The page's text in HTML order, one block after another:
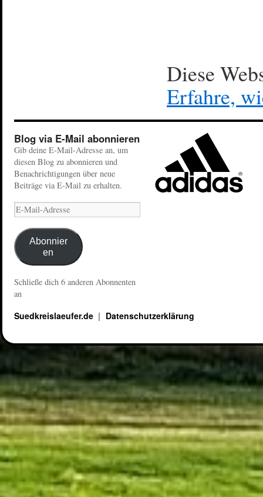
Diese
Erfahre,
Blog via E-Mail abonnieren
Gib deine E-Mail-Adresse an, um
diesen Blog zu abonnieren und
Benachrichtigungen über neue
Beiträge via E-Mail zu erhalten.
Abonnier
en
Schließe dich 6 anderen Abonnenten
an
Suedkreislaeufer.de Datenschutzerklärung